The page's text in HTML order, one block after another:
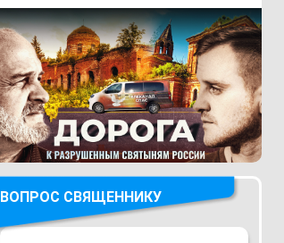
ВОПРОС СВЯЩЕННИКУ